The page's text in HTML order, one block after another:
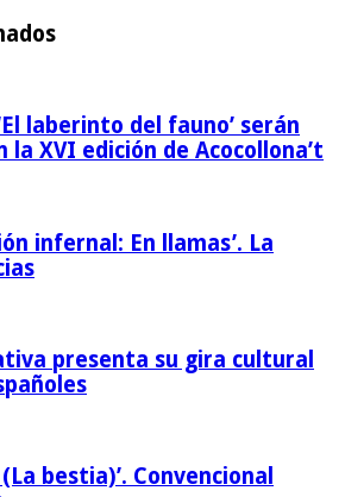
‘El laberinto del fauno’ serán
la XVI edición de Acocollona’t
infernal: En llamas’. La
presenta su gira cultural
bestia)’. Convencional